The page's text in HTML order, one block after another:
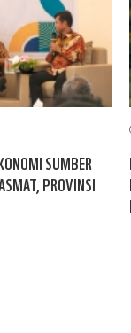
SUMBER
PROVINSI